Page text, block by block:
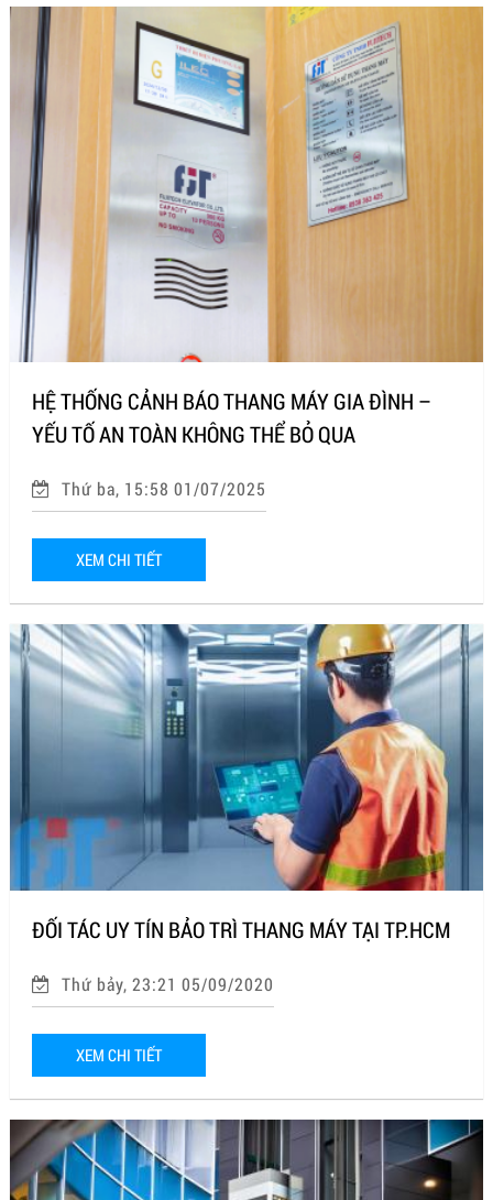
HỆ THỐNG CẢNH BÁO THANG MÁY GIA ĐÌNH –
YẾU TỐ AN TOÀN KHÔNG THỂ BỎ QUA
Thứ ba, 15:58 01/07/2025
XEM CHI TIẾT
ĐỐI TÁC UY TÍN BẢO TRÌ THANG MÁY TẠI TP.HCM
Thứ bảy, 23:21 05/09/2020
XEM CHI TIẾT